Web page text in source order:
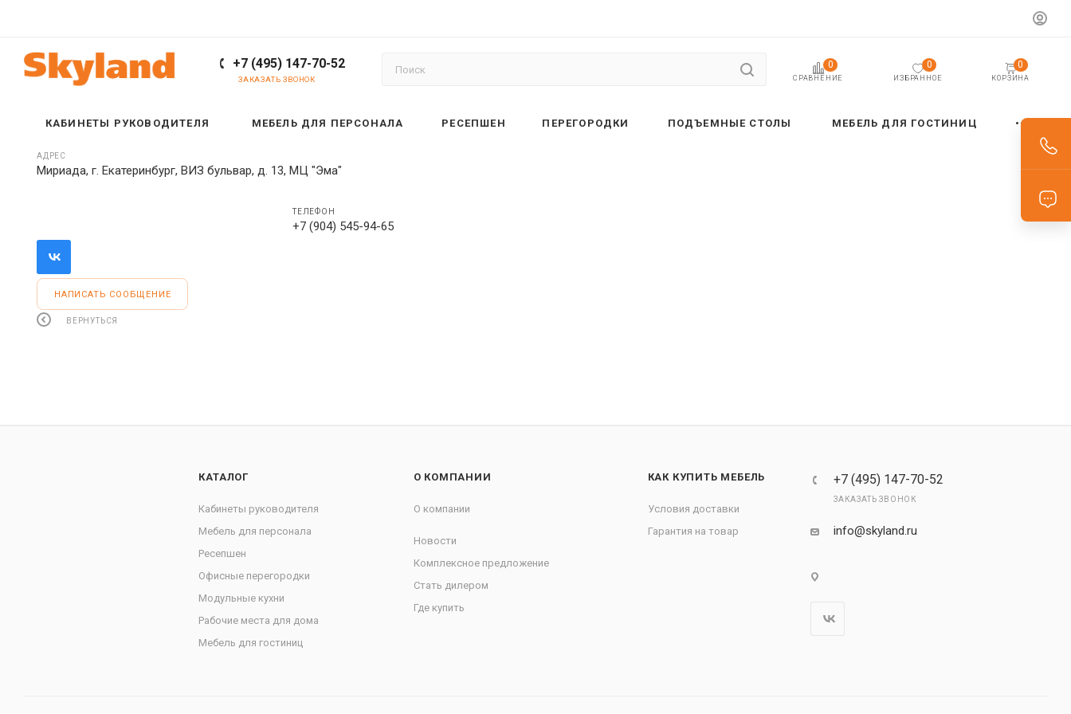
+7 (495) 147-70-52
ЗАКАЗАТЬ ЗВОНОК СРАВНЕНИЕ
0
ИЗБРАННОЕ
0
КОРЗИНА
0
КАБИНЕТЫ РУКОВОДИТЕЛЯ МЕБЕЛЬ ДЛЯ ПЕРСОНАЛА РЕСЕПШЕН ПЕРЕГОРОДКИ ПОДЪЕМНЫЕ СТОЛЫ МЕБЕЛЬ ДЛЯ ГОСТИНИЦ
АДРЕС
Мириада, г. Екатеринбург, ВИЗ бульвар, д. 13, МЦ "Эма"
ТЕЛЕФОН
+7 (904) 545-94-65
НАПИСАТЬ СООБЩЕНИЕ
ВЕРНУТЬСЯ
КАТАЛОГ
Кабинеты руководителя
Мебель для персонала
Ресепшен
Офисные перегородки
Модульные кухни
Рабочие места для дома
Мебель для гостиниц
О КОМПАНИИ
О компании
Новости
Комплексное предложение
Стать дилером
Где купить
КАК КУПИТЬ МЕБЕЛЬ
Условия доставки
Гарантия на товар
+7 (495) 147-70-52
ЗАКАЗАТЬ ЗВОНОК
info@skyland.ru